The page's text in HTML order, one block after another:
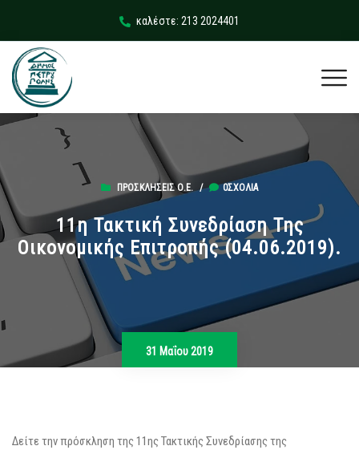
καλέστε: 213 2024401
ΠΡΟΣΚΛΉΣΕΙΣ Ο.Ε. / 0ΣΧΌΛΙΑ
11η Τακτική Συνεδρίαση Της
Οικονομικής Επιτροπής (04.06.2019).
31 Μαΐου 2019
Δείτε την πρόσκληση της 11ης Τακτικής Συνεδρίασης της